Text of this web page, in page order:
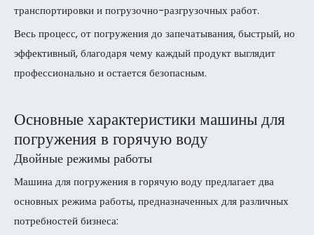
транспортировки и погрузочно-разгрузочных работ.
Весь процесс, от погружения до запечатывания, быстрый, но
эффективный, благодаря чему каждый продукт выглядит
профессионально и остается безопасным.
Основные характеристики машины для
погружения в горячую воду
Двойные режимы работы
Машина для погружения в горячую воду предлагает два
основных режима работы, предназначенных для различных
потребностей бизнеса: